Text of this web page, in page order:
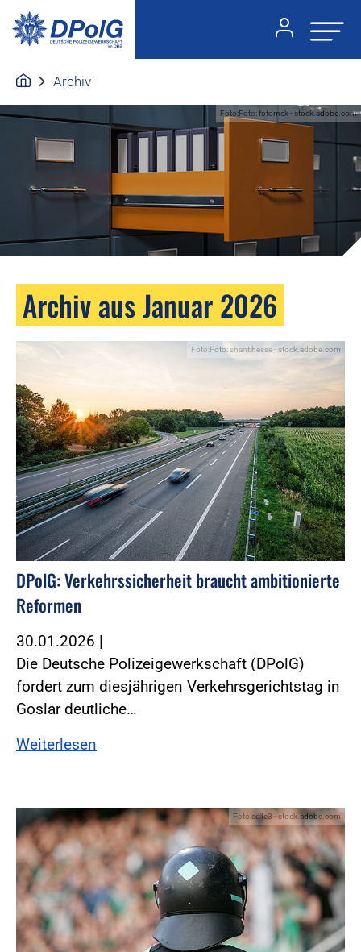
Archiv
Foto:Foto: fotomek - stock.adobe.com
Archiv aus Januar 2026
Foto:Foto: shantihesse - stock.adobe.com
DPolG: Verkehrssicherheit braucht ambitionierte
Reformen
30.01.2026 |
Die Deutsche Polizeigewerkschaft (DPolG)
fordert zum diesjährigen Verkehrsgerichtstag in
Goslar deutliche…
Weiterlesen
Foto:seite3 - stock.adobe.com